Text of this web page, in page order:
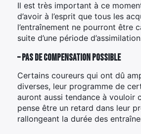
Il est très important à ce
d’avoir à l’esprit que tous les
l’entraînement ne pourront être
suite d’une période
– Pas de compensation possible
Certains coureurs qui ont dû
diverses, leur programme de
auront aussi tendance à vouloir
pense être un retard dans leur
rallongeant la durée des